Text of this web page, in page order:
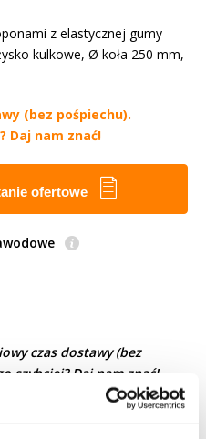
z elastycznej gumy
kulkowe, Ø koła 250 mm,
(bez pośpiechu).
Daj nam znać!
ofertowe
czas dostawy (bez
szybciej? Daj nam znać!